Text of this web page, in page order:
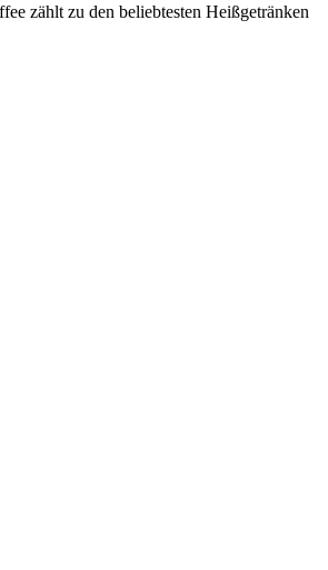
zählt zu den beliebtesten Heißgetränken